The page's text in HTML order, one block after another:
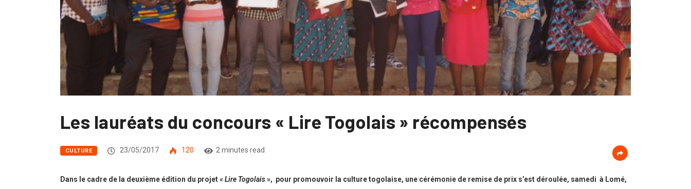
Les lauréats du concours « Lire Togolais » récompensés
CULTURE 23/05/2017 120 2 minutes read
Dans le cadre de la deuxième édition du projet «Lire Togolais», pour promouvoir la culture togolaise, une cérémonie de remise de prix s’est déroulée, samedi à Lomé,